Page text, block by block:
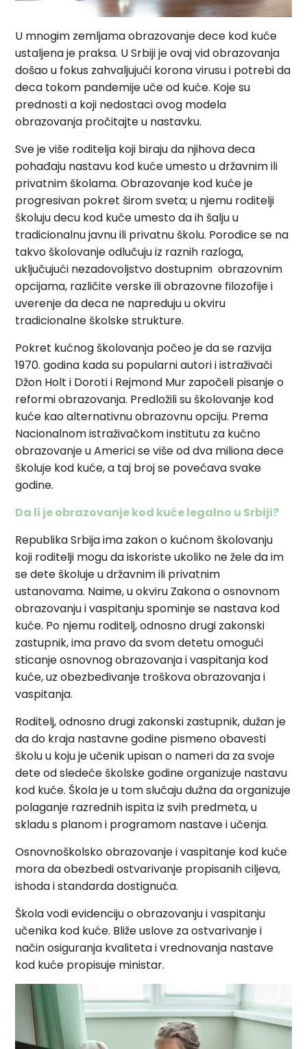
U mnogim zemljama obrazovanje dece kod kuće
ustaljena je praksa. U Srbiji je ovaj vid obrazovanja
došao u fokus zahvaljujući korona virusu i potrebi da
deca tokom pandemije uče od kuće. Koje su
prednosti a koji nedostaci ovog modela
obrazovanja pročitajte u nastavku.
Sve je više roditelja koji biraju da njihova deca
pohađaju nastavu kod kuće umesto u državnim ili
privatnim školama. Obrazovanje kod kuće je
progresivan pokret širom sveta; u njemu roditelji
školuju decu kod kuće umesto da ih šalju u
tradicionalnu javnu ili privatnu školu. Porodice se na
takvo školovanje odlučuju iz raznih razloga,
uključujući nezadovoljstvo dostupnim obrazovnim
opcijama, različite verske ili obrazovne filozofije i
uverenje da deca ne napreduju u okviru
tradicionalne školske strukture.
Pokret kućnog školovanja počeo je da se razvija
1970. godina kada su popularni autori i istraživači
Džon Holt i Doroti i Rejmond Mur započeli pisanje o
reformi obrazovanja. Predložili su školovanje kod
kuće kao alternativnu obrazovnu opciju. Prema
Nacionalnom istraživačkom institutu za kućno
obrazovanje u Americi se više od dva miliona dece
školuje kod kuće, a taj broj se povećava svake
godine.
Da li je obrazovanje kod kuće legalno u Srbiji?
Republika Srbija ima zakon o kućnom školovanju
koji roditelji mogu da iskoriste ukoliko ne žele da im
se dete školuje u državnim ili privatnim
ustanovama. Naime, u okviru Zakona o osnovnom
obrazovanju i vaspitanju spominje se nastava kod
kuće. Po njemu roditelj, odnosno drugi zakonski
zastupnik, ima pravo da svom detetu omogući
sticanje osnovnog obrazovanja i vaspitanja kod
kuće, uz obezbeđivanje troškova obrazovanja i
vaspitanja.
Roditelj, odnosno drugi zakonski zastupnik, dužan je
da do kraja nastavne godine pismeno obavesti
školu u koju je učenik upisan o nameri da za svoje
dete od sledeće školske godine organizuje nastavu
kod kuće. Škola je u tom slučaju dužna da organizuje
polaganje razrednih ispita iz svih predmeta, u
skladu s planom i programom nastave i učenja.
Osnovnoškolsko obrazovanje i vaspitanje kod kuće
mora da obezbedi ostvarivanje propisanih ciljeva,
ishoda i standarda dostignuća.
Škola vodi evidenciju o obrazovanju i vaspitanju
učenika kod kuće. Bliže uslove za ostvarivanje i
način osiguranja kvaliteta i vrednovanja nastave
kod kuće propisuje ministar.